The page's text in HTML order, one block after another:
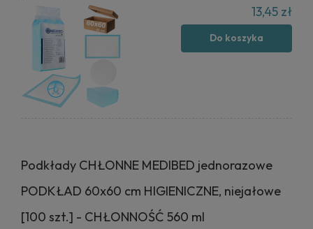
13,45 zł
Do koszyka
Podkłady CHŁONNE MEDIBED jednorazowe
PODKŁAD 60x60 cm HIGIENICZNE, niejałowe
[100 szt.] - CHŁONNOŚĆ 560 ml